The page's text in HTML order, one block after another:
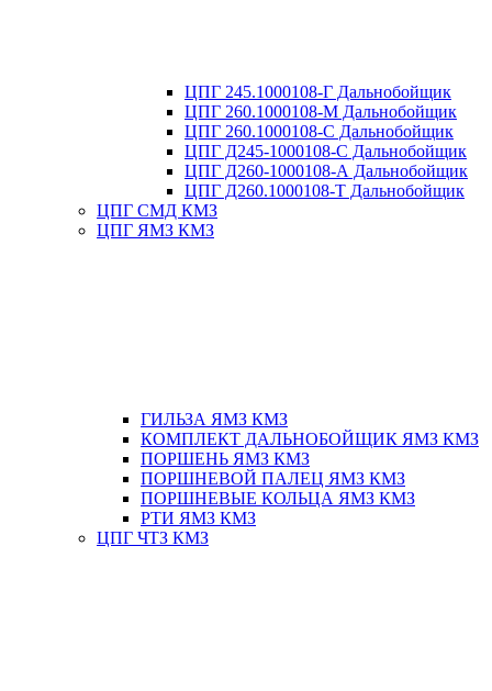
ЦПГ 245.1000108-Г Дальнобойщик
ЦПГ 260.1000108-М Дальнобойщик
ЦПГ 260.1000108-С Дальнобойщик
ЦПГ Д245-1000108-С Дальнобойщик
ЦПГ Д260-1000108-А Дальнобойщик
ЦПГ Д260.1000108-Т Дальнобойщик
ЦПГ СМД КМЗ
ЦПГ ЯМЗ КМЗ
ГИЛЬЗА ЯМЗ КМЗ
КОМПЛЕКТ ДАЛЬНОБОЙЩИК ЯМЗ КМЗ
ПОРШЕНЬ ЯМЗ КМЗ
ПОРШНЕВОЙ ПАЛЕЦ ЯМЗ КМЗ
ПОРШНЕВЫЕ КОЛЬЦА ЯМЗ КМЗ
РТИ ЯМЗ КМЗ
ЦПГ ЧТЗ КМЗ